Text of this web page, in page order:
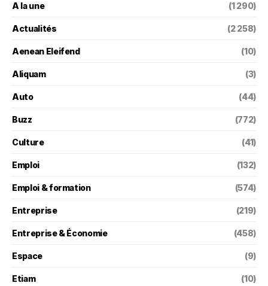
A la une (1 290)
Actualités (2 258)
Aenean Eleifend (10)
Aliquam (3)
Auto (44)
Buzz (772)
Culture (41)
Emploi (132)
Emploi & formation (574)
Entreprise (219)
Entreprise & Économie (458)
Espace (9)
Etiam (10)